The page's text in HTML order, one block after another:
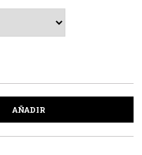
AÑADIR